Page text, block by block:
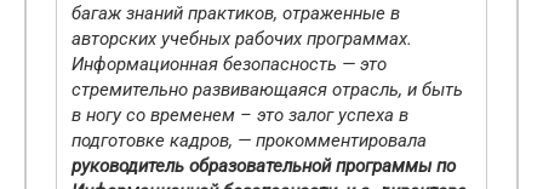
багаж знаний практиков, отраженные в
авторских учебных рабочих программах.
Информационная безопасность — это
стремительно развивающаяся отрасль, и быть
в ногу со временем – это залог успеха в
подготовке кадров, — прокомментировала
руководитель образовательной программы по